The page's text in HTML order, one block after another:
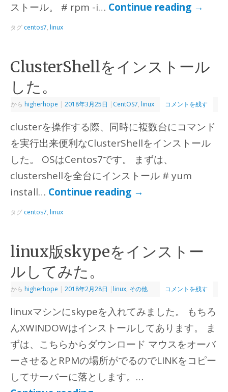
ストール。 # rpm -i… Continue reading →
タグ centos7, linux
ClusterShellをインストール
した。
から higherhope | 2018年3月25日 | CentOS7, linux コメントを残す
clusterを操作する際、同時に複数台にコマンド
を実行出来便利なClusterShellをインストール
した。 OSはCentos7です。 まずは、
clustershellを全台にインストール # yum
install… Continue reading →
タグ centos7, linux
linux版skypeをインストー
ルしてみた。
から higherhope | 2018年2月28日 | linux, その他 コメントを残す
linuxマシンにskypeを入れてみました。 もちろ
んXWINDOWはインストールしてあります。 ま
ずは、こちらからダウンロード マウスをオーバ
ーさせるとRPMの場所がでるのでLINKをコピー
してサーバーに落とします。…